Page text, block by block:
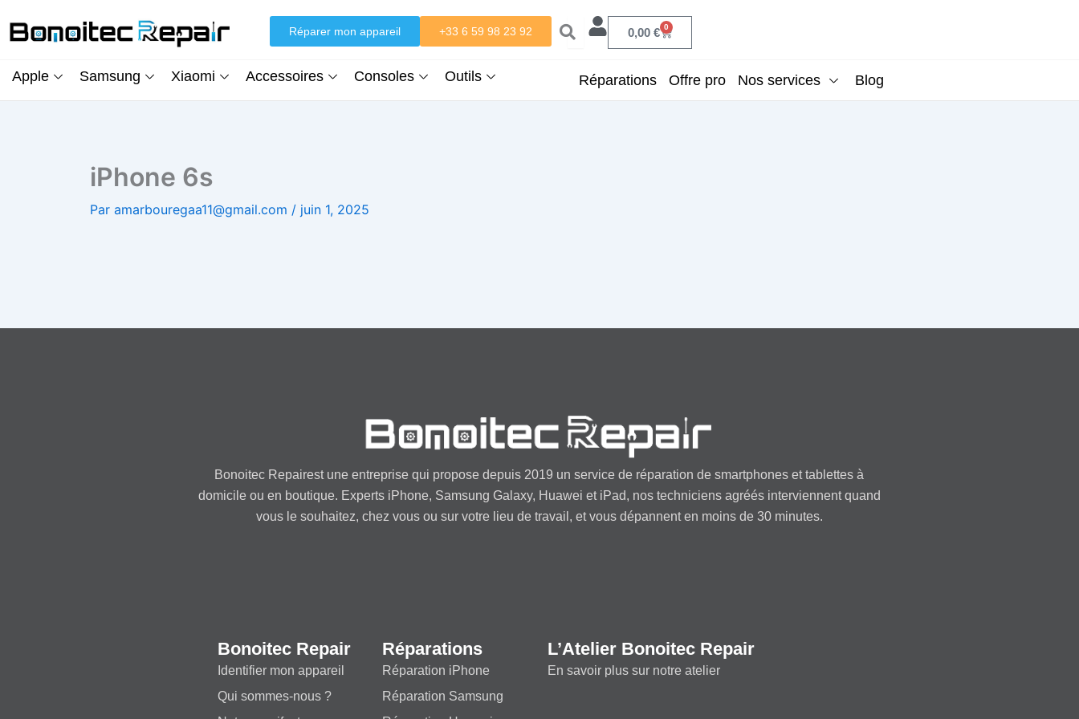
au
Réparer mon appareil +33 6 59 98 23 92 0,00 € 0
Panier
Apple Samsung Xiaomi Accessoires Consoles Outils Réparations Offre pro Nos services Blog
iPhone 6s
Par amarbouregaa11@gmail.com / juin 1, 2025
Bonoitec Repairest une entreprise qui propose depuis 2019 un service de réparation de smartphones et tablettes à
domicile ou en boutique. Experts iPhone, Samsung Galaxy, Huawei et iPad, nos techniciens agréés interviennent quand
vous le souhaitez, chez vous ou sur votre lieu de travail, et vous dépannent en moins de 30 minutes.
Bonoitec Repair
Identifier mon appareil
Qui sommes-nous ?
Réparations
Réparation iPhone
Réparation Samsung
L’Atelier Bonoitec Repair
En savoir plus sur notre atelier